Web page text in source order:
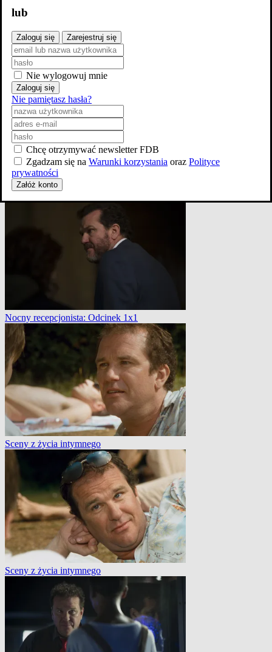
zobacz wszystkie
G20
Nocny recepcjonista: Odcinek 1x1
Sceny z życia intymnego
Sceny z życia intymnego
lub
Zaloguj się Zarejestruj się
Nie wylogowuj mnie
Zaloguj się
Nie pamiętasz hasła?
Chcę otrzymywać newsletter FDB
Zgadzam się na Warunki korzystania oraz Polityce
prywatności
Załóż konto